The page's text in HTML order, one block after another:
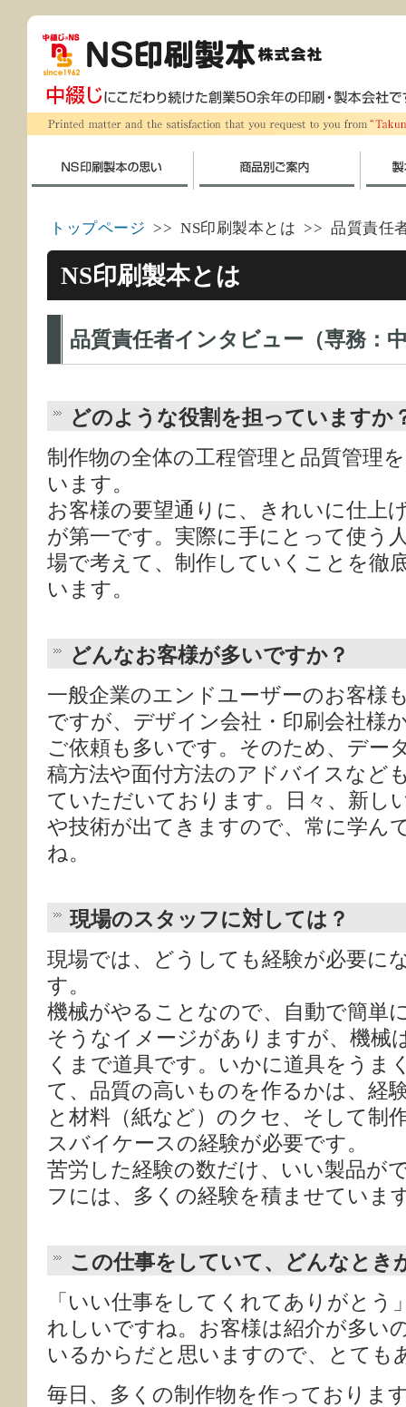
トップページ >> NS印刷製本とは >> 品質責任
NS印刷製本とは
品質責任者インタビュー（専務：
どのような役割を担っていますか
制作物の全体の工程管理と品質管理
います。
お客様の要望通りに、きれいに仕上
が第一です。実際に手にとって使う
場で考えて、制作していくことを徹
います。
どんなお客様が多いですか？
一般企業のエンドユーザーのお客様
ですが、デザイン会社・印刷会社様
ご依頼も多いです。そのため、デー
稿方法や面付方法のアドバイスなど
ていただいております。日々、新し
や技術が出てきますので、常に学ん
ね。
現場のスタッフに対しては？
現場では、どうしても経験が必要に
す。
機械がやることなので、自動で簡単
そうなイメージがありますが、機械
くまで道具です。いかに道具をうま
て、品質の高いものを作るかは、経
と材料（紙など）のクセ、そして制
スバイケースの経験が必要です。
苦労した経験の数だけ、いい製品が
フには、多くの経験を積ませていま
この仕事をしていて、どんなとき
「いい仕事をしてくれてありがと
れしいですね。お客様は紹介が多い
いるからだと思いますので、とても
毎日、多くの制作物を作っておりま